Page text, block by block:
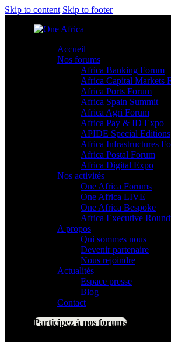
Skip to content Skip to footer
Accueil
Nos forums
Africa Banking Forum
Africa Capital Markets
Africa Ports Forum
Africa Spain Summit
Africa Agri Forum
Africa Pay & ID Expo
APIDE Special Editions
Africa Infrastructures
Africa Postal Forum
Africa Digital Expo
Nos activités
One Africa Forums
One Africa LIVE
One Africa Bespoke
Africa Executive
A propos
Qui sommes nous
Devenir partenaire
Nous rejoindre
Actualités
Espace presse
Blog
Contact
Participez à nos forums